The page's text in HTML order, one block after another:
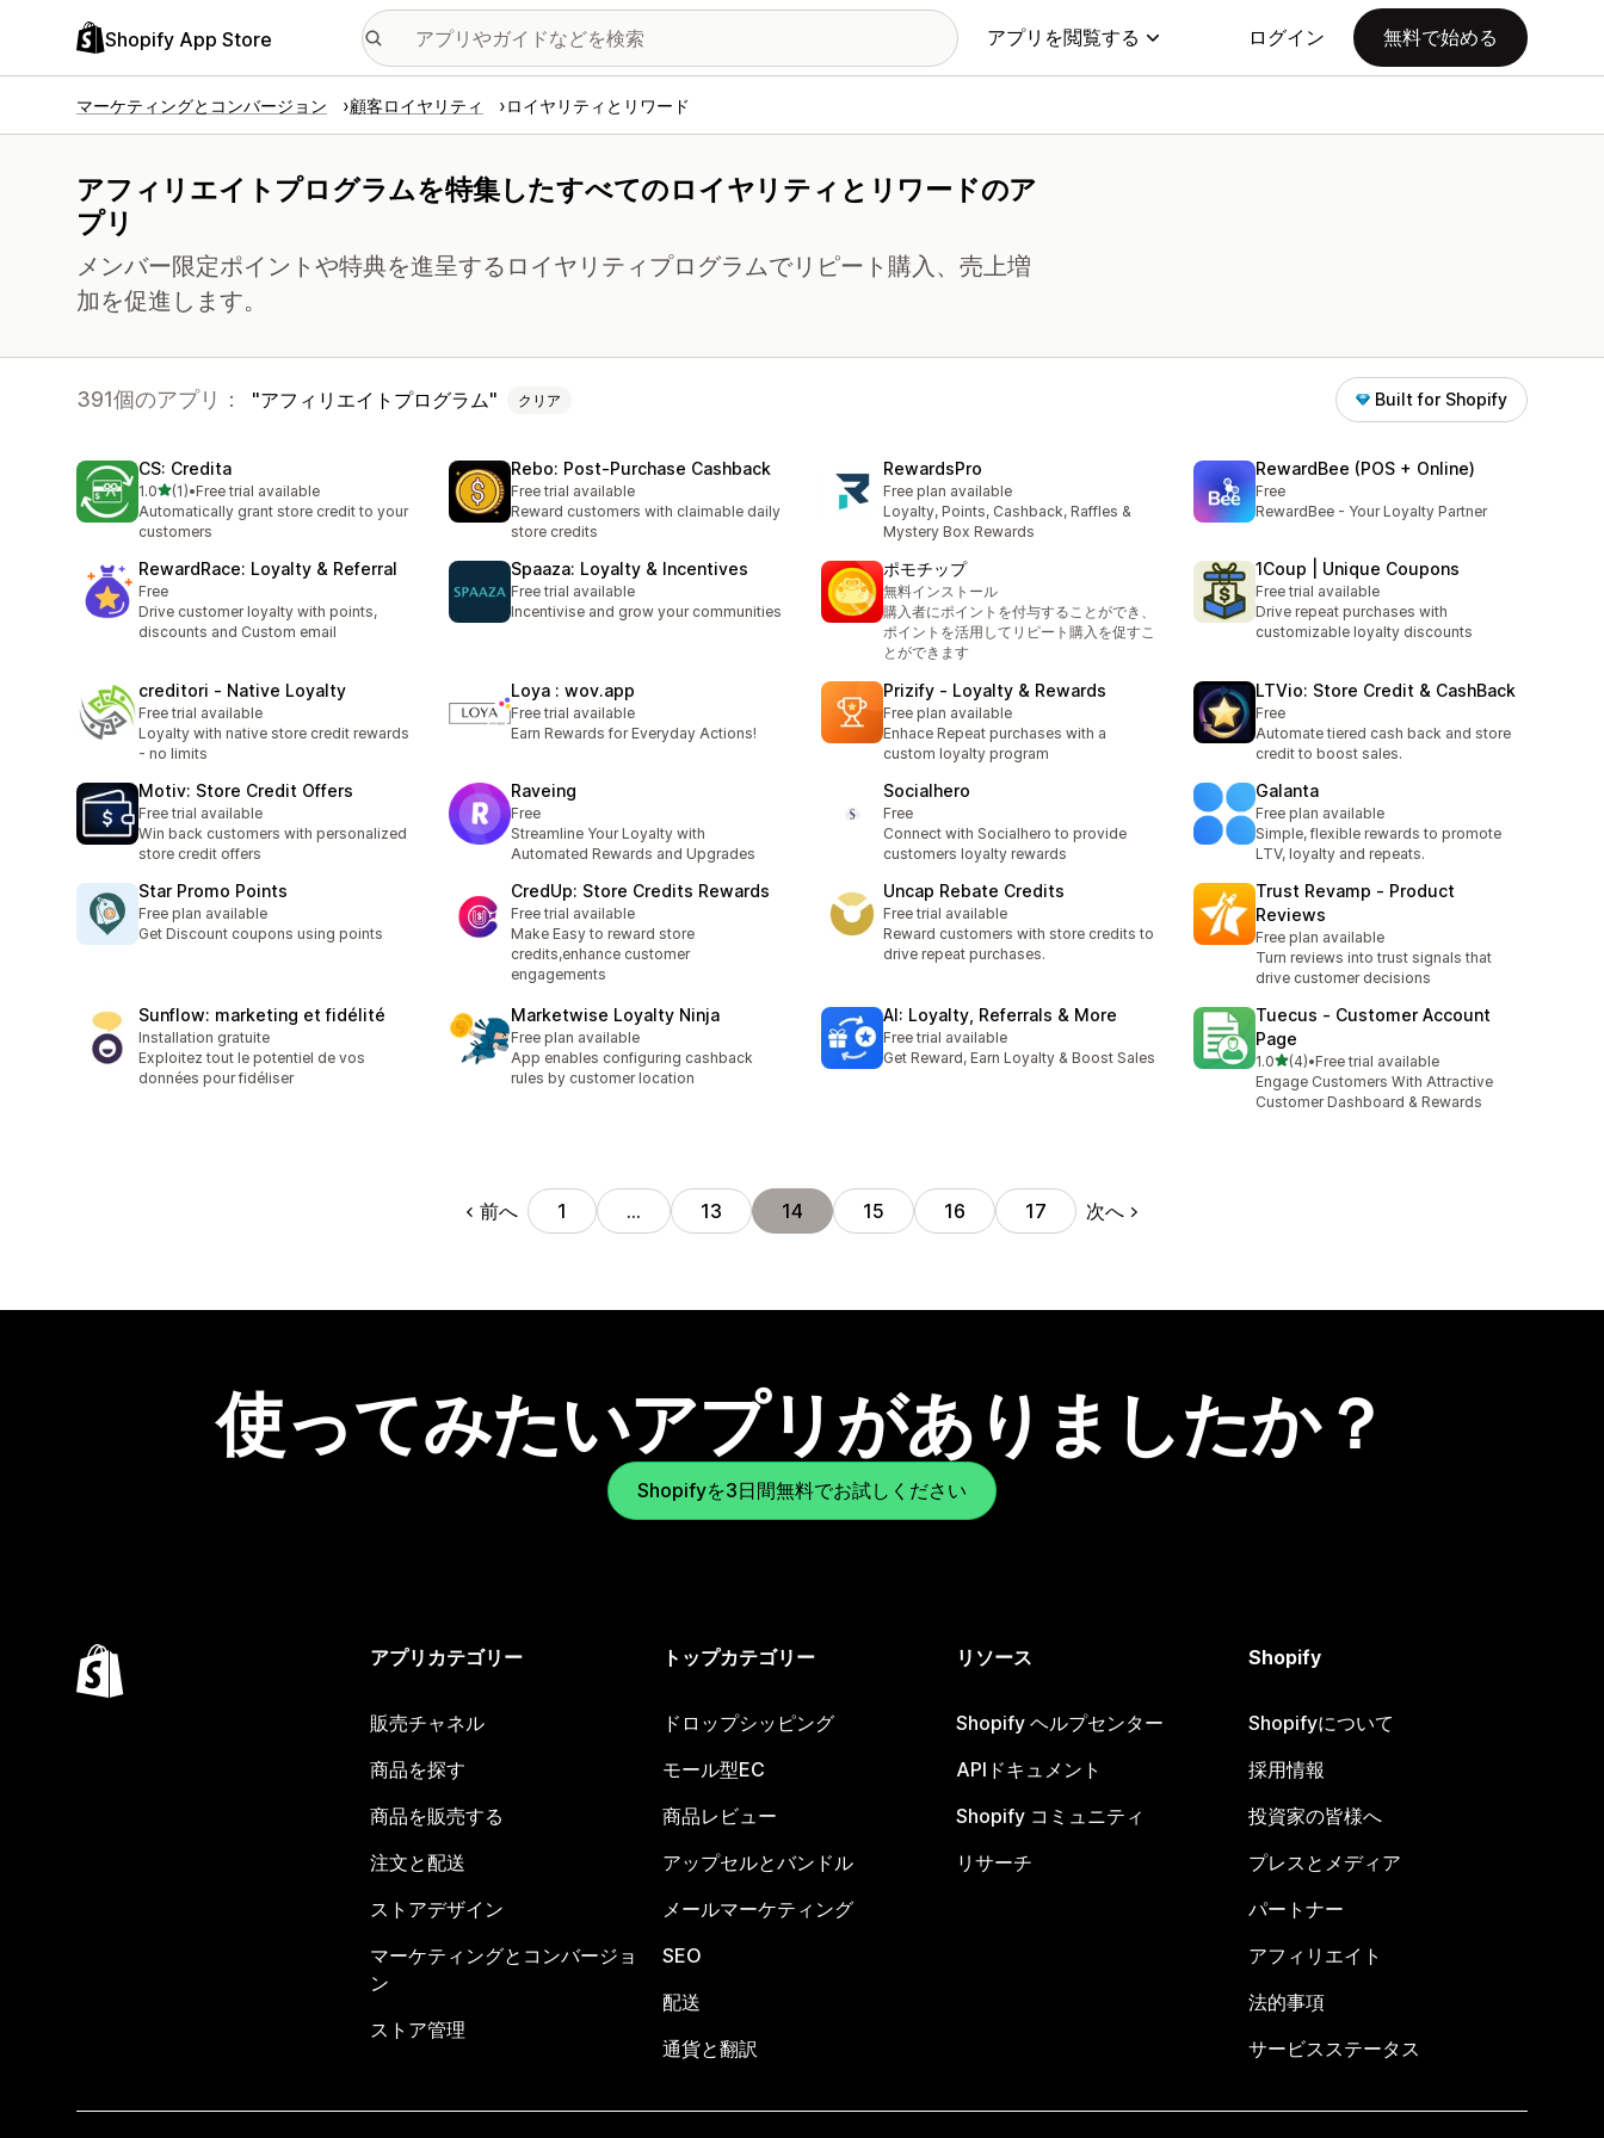
Shopify App Store アプリを閲覧する ログイン 無料で始める
マーケティングとコンバージョン 顧客ロイヤリティ ロイヤリティとリワード
アフィリエイトプログラムを特集したすべてのロイヤリティとリワードのア
プリ
メンバー限定ポイントや特典を進呈するロイヤリティプログラムでリピート購入、売上増
加を促進します。
391個のアプリ： アフィリエイトプログラム クリア Built for Shopify
CS: Credita
1.05つ星中
(1)
合計レビュー数：1件
•Free trial available
Automatically grant store credit to your
customers
Rebo: Post‑Purchase Cashback
Free trial available
Reward customers with claimable daily
store credits
RewardsPro
Free plan available
Loyalty, Points, Cashback, Raffles &
Mystery Box Rewards
RewardBee (POS + Online)
Free
RewardBee - Your Loyalty Partner
RewardRace: Loyalty & Referral
Free
Drive customer loyalty with points,
discounts and Custom email
Spaaza: Loyalty & Incentives
Free trial available
Incentivise and grow your communities
ポモチップ
無料インストール
購入者にポイントを付与することができ、
ポイントを活用してリピート購入を促すこ
とができます
1Coup | Unique Coupons
Free trial available
Drive repeat purchases with
customizable loyalty discounts
creditori ‑ Native Loyalty
Free trial available
Loyalty with native store credit rewards
- no limits
Loya : wov.app
Free trial available
Earn Rewards for Everyday Actions!
Prizify ‑ Loyalty & Rewards
Free plan available
Enhace Repeat purchases with a
custom loyalty program
LTVio: Store Credit & CashBack
Free
Automate tiered cash back and store
credit to boost sales.
Motiv: Store Credit Offers
Free trial available
Win back customers with personalized
store credit offers
Raveing
Free
Streamline Your Loyalty with
Automated Rewards and Upgrades
Socialhero
Free
Connect with Socialhero to provide
customers loyalty rewards
Galanta
Free plan available
Simple, flexible rewards to promote
LTV, loyalty and repeats.
Star Promo Points
Free plan available
Get Discount coupons using points
CredUp: Store Credits Rewards
Free trial available
Make Easy to reward store
credits,enhance customer
engagements
Uncap Rebate Credits
Free trial available
Reward customers with store credits to
drive repeat purchases.
Trust Revamp ‑ Product
Reviews
Free plan available
Turn reviews into trust signals that
drive customer decisions
Sunflow: marketing et fidélité
Installation gratuite
Exploitez tout le potentiel de vos
données pour fidéliser
Marketwise Loyalty Ninja
Free plan available
App enables configuring cashback
rules by customer location
AI: Loyalty, Referrals & More
Free trial available
Get Reward, Earn Loyalty & Boost Sales
Tuecus ‑ Customer Account
Page
1.05つ星中
(4)
合計レビュー数：4件
•Free trial available
Engage Customers With Attractive
Customer Dashboard & Rewards
前へ 1 … 13 14 15 16 17 次へ
使ってみたいアプリがありましたか？
Shopifyを3日間無料でお試しください
アプリカテゴリー
販売チャネル
商品を探す
商品を販売する
注文と配送
ストアデザイン
マーケティングとコンバージョ
ン
ストア管理
トップカテゴリー
ドロップシッピング
モール型EC
商品レビュー
アップセルとバンドル
メールマーケティング
SEO
配送
通貨と翻訳
リソース
Shopify ヘルプセンター
APIドキュメント
Shopify コミュニティ
リサーチ
Shopify
Shopifyについて
採用情報
投資家の皆様へ
プレスとメディア
パートナー
アフィリエイト
法的事項
サービスステータス